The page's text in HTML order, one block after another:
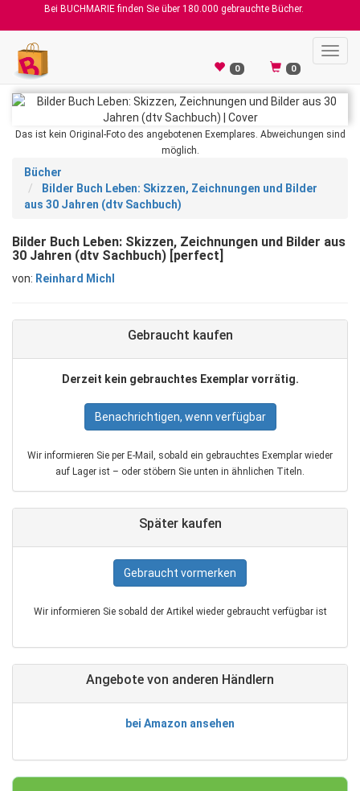
Bei BUCHMARIE finden Sie über 180.000 gebrauchte Bücher.
0 0
Das ist kein Original-Foto des angebotenen Exemplares. Abweichungen sind
möglich.
Bücher
Bilder Buch Leben: Skizzen, Zeichnungen und Bilder
aus 30 Jahren (dtv Sachbuch)
Bilder Buch Leben: Skizzen, Zeichnungen und Bilder aus
30 Jahren (dtv Sachbuch) [perfect]
von: Reinhard Michl
Gebraucht kaufen
Derzeit kein gebrauchtes Exemplar vorrätig.
Benachrichtigen, wenn verfügbar
Wir informieren Sie per E‑Mail, sobald ein gebrauchtes Exemplar wieder
auf Lager ist – oder stöbern Sie unten in ähnlichen Titeln.
Später kaufen
Gebraucht vormerken
Wir informieren Sie sobald der Artikel wieder gebraucht verfügbar ist
Angebote von anderen Händlern
bei Amazon ansehen